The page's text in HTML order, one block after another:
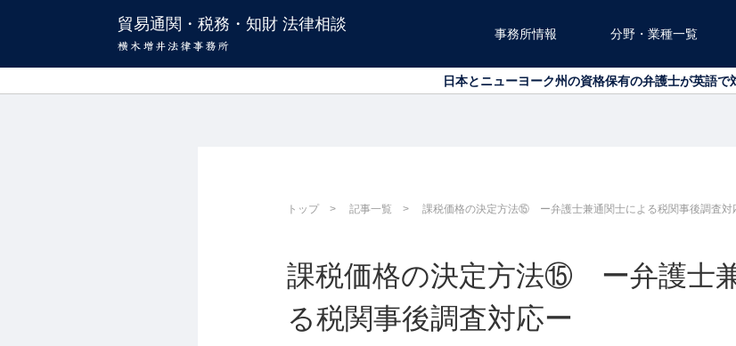
貿易通関・税務・知財 法律相談
事務所情報 分野・業種一覧
北海道から沖縄まで、全国対応可能です
北海道から沖縄まで、全国対応可能です
トップ 記事一覧 課税価格の決定方法⑮ ー弁護士兼通関士による税関事後調査対
課税価格の決定方法⑮ ー弁護士
る税関事後調査対応ー